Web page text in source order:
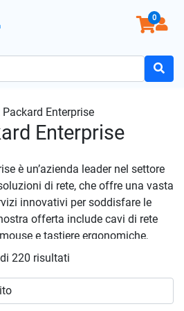
0
Enterprise
Enterprise
è un’azienda leader nel settore
di rete, che offre una vasta
innovativi per soddisfare le
offerta include cavi di rete
e tastiere ergonomiche,
professionale, hardware e rack
propone una gamma
ed esterni, soluzioni di
220 risultati